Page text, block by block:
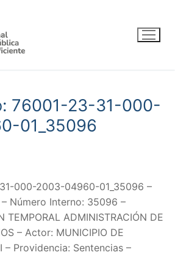
76001-23-31-000-
01_35096
000-2003-04960-01_35096 –
Número Interno: 35096 –
TEMPORAL ADMINISTRACIÓN DE
– Actor: MUNICIPIO DE
– Providencia: Sentencias –